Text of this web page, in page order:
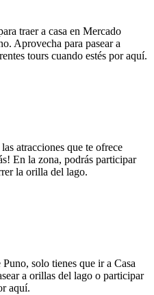
traer a casa en Mercado
Aprovecha para pasear a
tours cuando estés por aquí.
atracciones que te ofrece
En la zona, podrás participar
la orilla del lago.
solo tienes que ir a Casa
a orillas del lago o participar
aquí.